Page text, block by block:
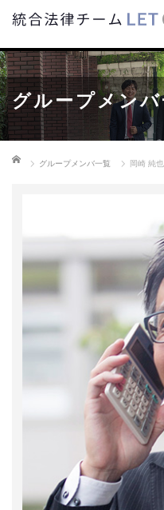
グループメン
ホーム
グループメンバ一覧 岡崎 純也